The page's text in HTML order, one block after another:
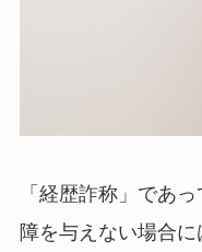
「経歴詐称」であ
障を与えない場合